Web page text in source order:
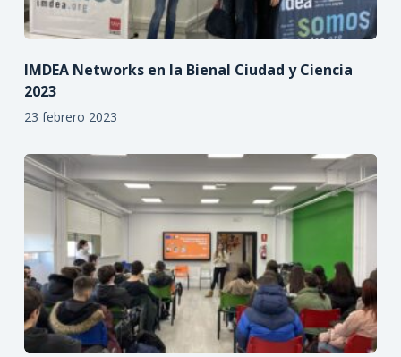
IMDEA Networks en la Bienal Ciudad y Ciencia
2023
23 febrero 2023